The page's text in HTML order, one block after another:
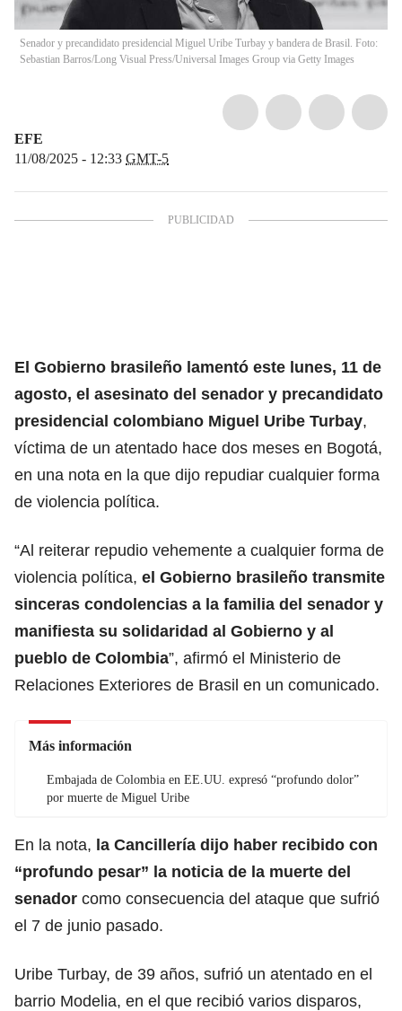
Senador y precandidato presidencial Miguel Uribe Turbay y bandera de Brasil. Foto:
Sebastian Barros/Long Visual Press/Universal Images Group via Getty Images
EFE
11/08/2025 - 12:33 GMT-5
El Gobierno brasileño lamentó este lunes, 11 de
agosto, el asesinato del senador y precandidato
presidencial colombiano Miguel Uribe Turbay,
víctima de un atentado hace dos meses en Bogotá,
en una nota en la que dijo repudiar cualquier forma
de violencia política.
“Al reiterar repudio vehemente a cualquier forma de
violencia política, el Gobierno brasileño transmite
sinceras condolencias a la familia del senador y
manifiesta su solidaridad al Gobierno y al
pueblo de Colombia”, afirmó el Ministerio de
Relaciones Exteriores de Brasil en un comunicado.
Más información
Embajada de Colombia en EE.UU. expresó “profundo dolor”
por muerte de Miguel Uribe
En la nota, la Cancillería dijo haber recibido con
“profundo pesar” la noticia de la muerte del
senador como consecuencia del ataque que sufrió
el 7 de junio pasado.
Uribe Turbay, de 39 años, sufrió un atentado en el
barrio Modelia, en el que recibió varios disparos,